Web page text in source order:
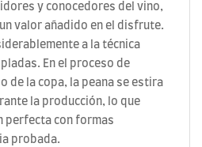
y conocedores del vino,
valor añadido en el disfrute.
a la técnica
En el proceso de
de la copa, la peana se estira
la producción, lo que
perfecta con formas
probada.